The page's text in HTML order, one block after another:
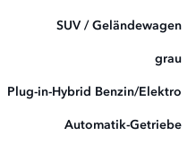
SUV / Geländewagen
grau
Plug-in-Hybrid Benzin/Elektro
Automatik-Getriebe